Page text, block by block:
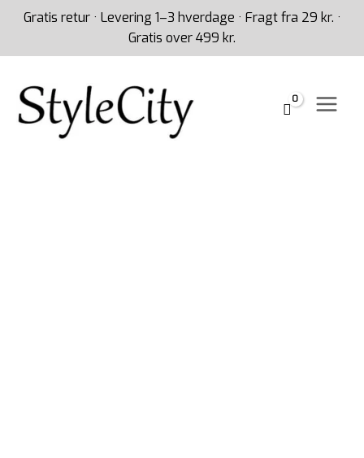
Gratis retur · Levering 1–3 hverdage · Fragt fra 29 kr. ·
Gratis over 499 kr.